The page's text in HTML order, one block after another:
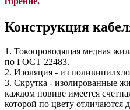
Конструкция
1. Токопроводящая медная
по ГОСТ 22483.
2. Изоляция - из
3. Скрутка - изолированные
каждом повиве имеется
которой по цвету отличаются